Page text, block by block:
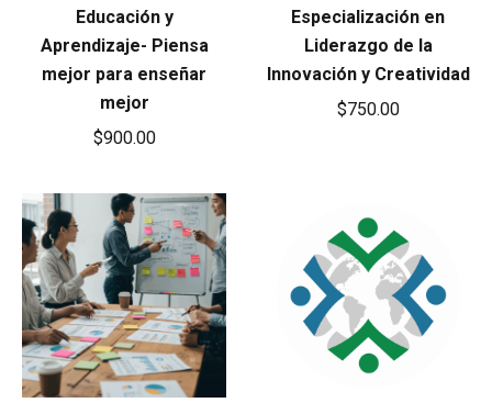
Educación y
Aprendizaje- Piensa
mejor para enseñar
mejor
$900.00
Especialización en
Liderazgo de la
Innovación y Creatividad
$750.00